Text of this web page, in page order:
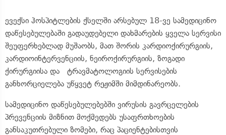
ევექსი ჰოსპიტლების ქსელში არსებულ 18-ვე სამედიცინო
დაწესებულებაში გადაუდებელი დახმარების ყველა სერვისი
შეუფერხებლად მუშაობს, მათ შორის კარდიოქირურგიის,
კარდიოინტერვენციის, ნეიროქირურგიის, ზოგადი
ქირურგიისა და ტრავმატოლოგიის სერვისების
განხორციელება უწყვეტ რეჟიმში მიმდინარეობს.
სამედიცინო დაწესებულებებში ვირუსის გავრცელების
პრევენციის მიზნით მოქმედებს უსაფრთხოების
განსაკუთრებული ზომები, რაც პაციენტებისთვის